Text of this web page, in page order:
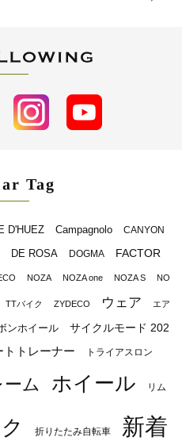
Tag
D'HUEZ Campagnolo CANYON
DE ROSA DOGMA FACTOR
NOZA NOZA one NOZA S NO
TTバイク ZYDECO ウェア エア
ンホイール
サイクルモード 202
トトレーナー トライアスロン
ーム ホイール リム
折りたたみ自転車
新着